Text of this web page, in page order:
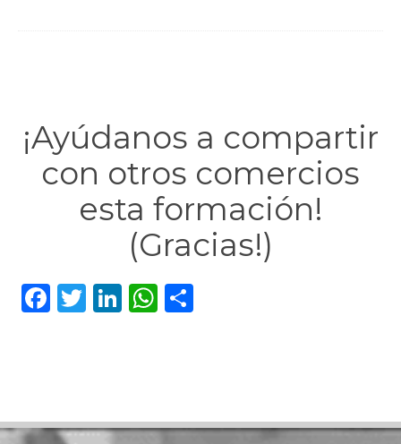
¡Ayúdanos a compartir
con otros comercios
esta formación!
(Gracias!)
Facebook
Twitter
LinkedIn
WhatsApp